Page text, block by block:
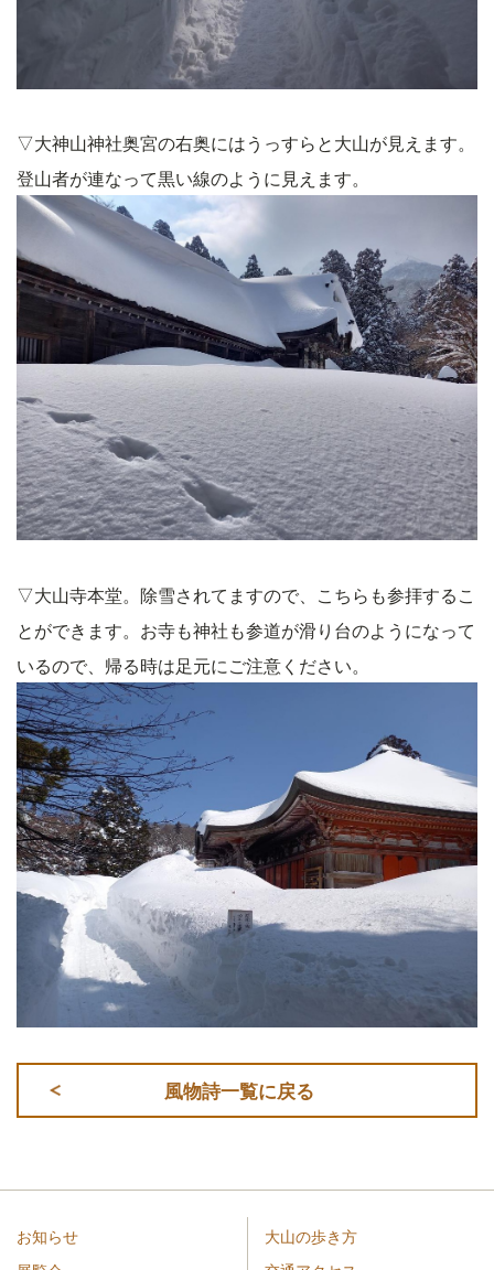
▽大神山神社奥宮の右奥にはうっすらと大山が見えます。
登山者が連なって黒い線のように見えます。
▽大山寺本堂。除雪されてますので、こちらも参拝するこ
とができます。お寺も神社も参道が滑り台のようになって
いるので、帰る時は足元にご注意ください。
風物詩一覧に戻る
お知らせ
大山の歩き方